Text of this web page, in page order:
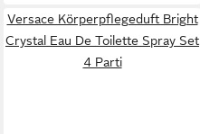
Versace Körperpflegeduft Bright
Crystal Eau De Toilette Spray Set
4 Parti